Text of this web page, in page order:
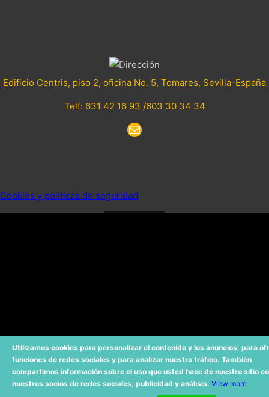
Edificio Centris, piso 2, oficina No. 5, Tomares, Sevilla-España
Telf: 631 42 16 93 /603 30 34 34
Email
Cookies y políticas de seguridad
Utilizamos cookies para personalizar el contenido y los anuncios, para
funciones de redes sociales y para analizar nuestro tráfico. También
compartimos información sobre el uso que usted hace de nuestro sitio
nuestros socios de redes sociales, publicidad y análisis. View more